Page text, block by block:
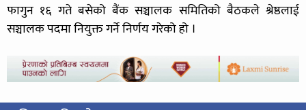
फागुन १६ गते बसेको बैंक सञ्चालक समितिको बैठकले श्रेष्ठलाई
सञ्चालक पदमा नियुक्त गर्ने निर्णय गरेको हो ।